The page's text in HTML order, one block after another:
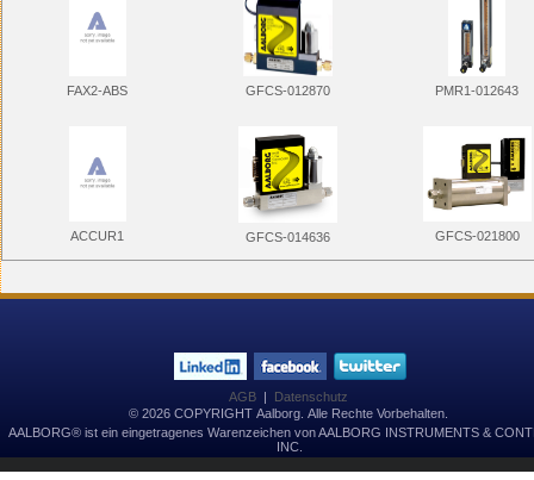
FAX2-ABS GFCS-012870 PMR1-012643
ACCUR1 GFCS-014636 GFCS-021800
AGB | Datenschutz
© 2026 COPYRIGHT Aalborg. Alle Rechte Vorbehalten.
AALBORG® ist ein eingetragenes Warenzeichen von AALBORG INSTRUMENTS &
INC.